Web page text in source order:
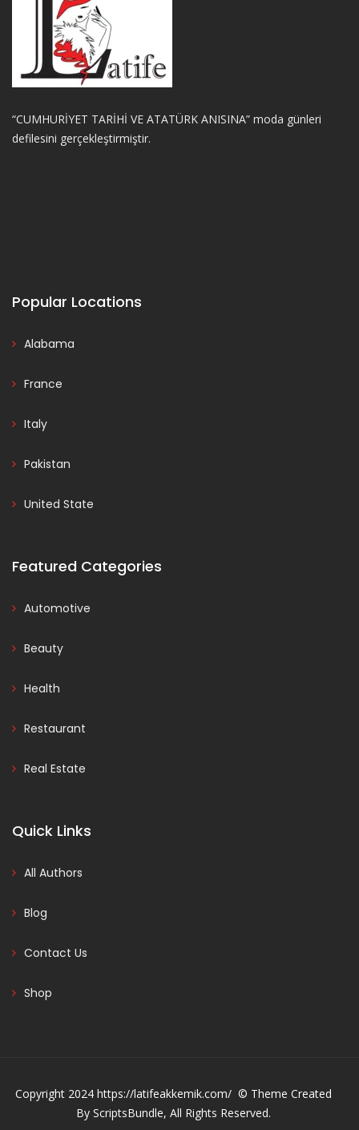
“CUMHURİYET TARİHİ VE ATATÜRK ANISINA” moda günleri
defilesini gerçekleştirmiştir.
Popular Locations
Alabama
France
Italy
Pakistan
United State
Featured Categories
Automotive
Beauty
Health
Restaurant
Real Estate
Quick Links
All Authors
Blog
Contact Us
Shop
Copyright 2024 https://latifeakkemik.com/ © Theme Created
By ScriptsBundle, All Rights Reserved.